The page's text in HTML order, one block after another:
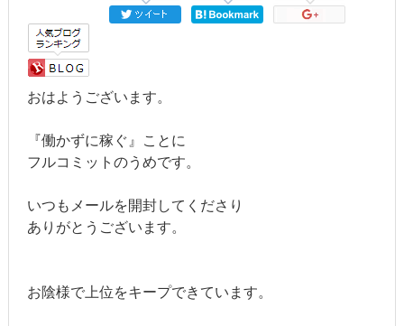
おはようございます。
『働かずに稼ぐ』ことに
フルコミットのうめです。
いつもメールを開封してくださり
ありがとうございます。
お陰様で上位をキープできています。